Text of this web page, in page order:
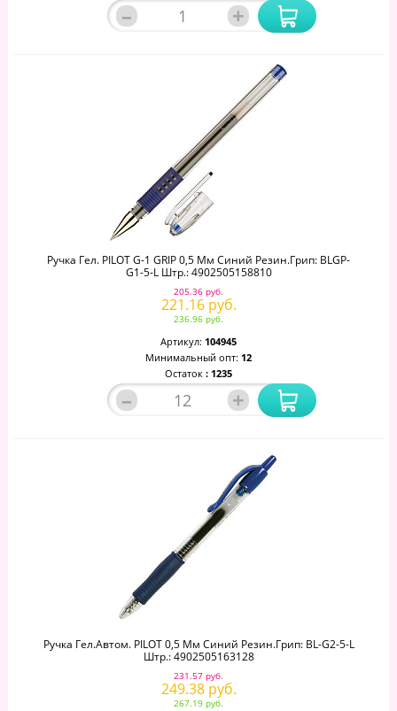
– +
Ручка Гел. PILOT G-1 GRIP 0,5 Мм Синий Резин.грип: BLGP-
G1-5-L Штр.: 4902505158810
205.36 руб.
221.16 руб.
236.96 руб.
Артикул: 104945
Минимальный опт: 12
Остаток : 1235
– +
Ручка Гел.автом. PILOT 0,5 Мм Синий Резин.грип: BL-G2-5-L
Штр.: 4902505163128
231.57 руб.
249.38 руб.
267.19 руб.